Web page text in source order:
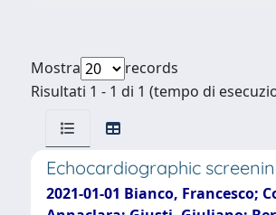
Mostra
records
Risultati 1 - 1 di 1 (tempo di
Echocardiographic
2021-01-01 Bianco,